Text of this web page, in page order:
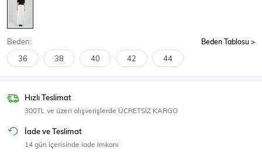
Body
SPOR GİYİM
Eşofman Üstü
Beden: Beden Tablosu
36 38 40 42 44
Hızlı Teslimat
300TL ve üzeri alışverişlerde ÜCRETSİZ KARGO
İade ve Teslimat
14 gün içerisinde iade imkanı